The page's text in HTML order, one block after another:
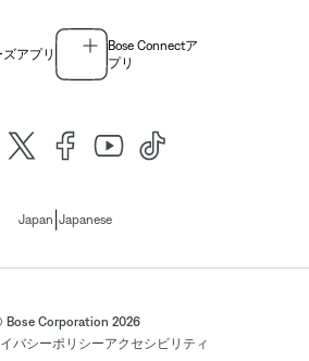
アプリ
Bose Connectア
プリ
Japan Japanese
Bose Corporation 2026
バシーポリシーアクセシビリティ